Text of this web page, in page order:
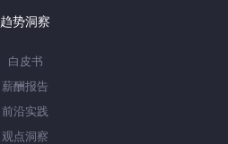
趋势洞察
白皮书
薪酬报告
前沿实践
观点洞察